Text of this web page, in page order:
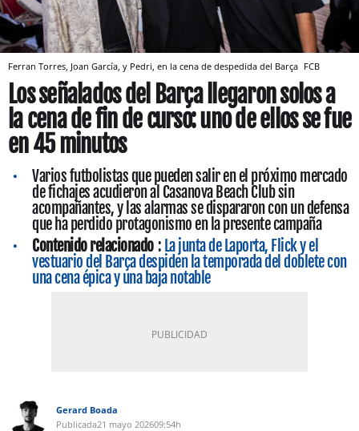
Ferran Torres, Joan García, y Pedri, en la cena de despedida del Barça FCB
Los señalados del Barça llegaron solos a
la cena de fin de curso: uno de ellos se fue
en 45 minutos
Varios futbolistas que pueden salir en el próximo mercado
de fichajes acudieron al Casanova Beach Club sin
acompañantes, y las alarmas se dispararon con un defensa
que ha perdido protagonismo en la presente campaña
Contenido relacionado : La junta de Laporta, Flick y el
vestuario del Barça despiden la temporada del doblete con
una cena épica y una baja notable
Gerard Boada
Publicada21 mayo 202609:54h